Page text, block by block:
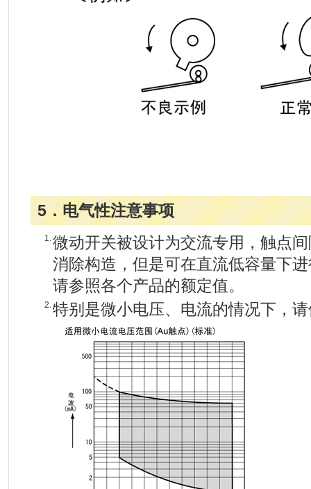
5．电气性注意事项
1.微动开关被设计为交流专用，触点
消除构造，但是可在直流低容量下
请参照各个产品的额定值。
2.特别是微小电压、电流的情况下，